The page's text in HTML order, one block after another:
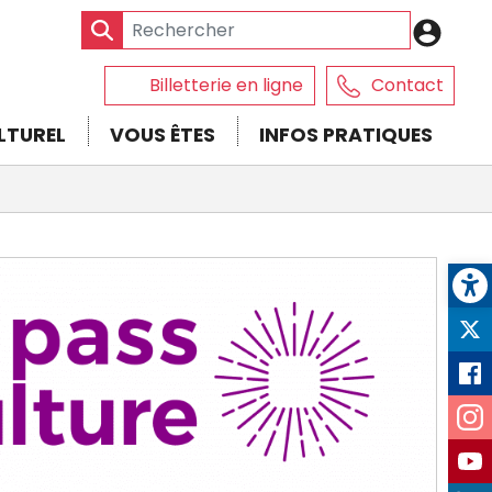
En-
tête
-
CCJP
En-
tête
-
Communication
Billetterie en ligne Contact
VOUS ÊTES INFOS PRATIQUES